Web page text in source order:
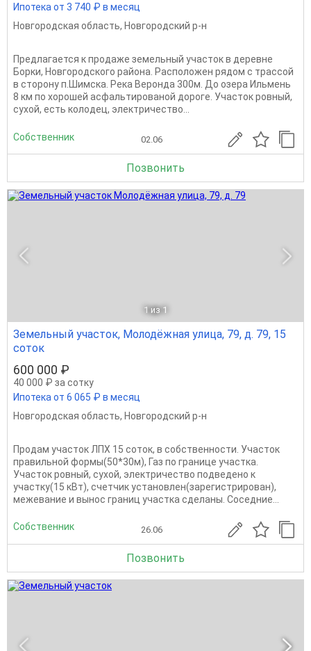
Ипотека от 3 740 ₽ в месяц
Новгородская область, Новгородский р-н
Предлагается к продаже земельный участок в деревне
Борки, Новгородского района. Расположен рядом с трассой
в сторону п.Шимска. Река Веронда 300м. До озера Ильмень
8 км по хорошей асфальтированой дороге. Участок ровный,
сухой, есть колодец, электричество...
Собственник 02.06
Позвонить
1 из 1
Земельный участок, Молодёжная улица, 79, д. 79, 15
соток
600 000 ₽
40 000 ₽ за сотку
Ипотека от 6 065 ₽ в месяц
Новгородская область, Новгородский р-н
Продам участок ЛПХ 15 соток, в собственности. Участок
правильной формы(50*30м), Газ по границе участка.
Участок ровный, сухой, электричество подведено к
участку(15 кВт), счетчик установлен(зарегистрирован),
межевание и вынос границ участка сделаны. Соседние...
Собственник 26.06
Позвонить